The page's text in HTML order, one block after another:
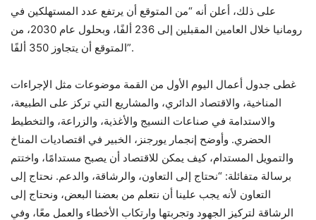
على ذلك، أعلن أنه “من المتوقع أن يرتفع عدد المستهلكين في
رومانيا خلال العامين المقبلين إلى 236 ألفًا، وبحلول عام 2030، من
المتوقع أن يتجاوز 350 ألفًا”.
غطى جدول أعمال اليوم الأول من القمة موضوعات مثل الإجراءات
المناخية، والاقتصاد الدائري، والمشاريع التي تركز على الطبيعة،
والاستدامة في صناعات النسيج والأغذية، والزراعة، والتخطيط
الحضري. وأوضح إنجمار يورجنز، الخبير في اقتصاديات المناخ
والتمويل المستدام، كيف يمكن للاقتصاد أن يصبح مستدامًا، واختتم
برسالة متفائلة: “نحتاج إلى التعاون، والرشاقة، والدعم. نحتاج إلى
التعاون لأنه يجب علينا أن نتعلم من بعضنا البعض، ونحتاج إلى
الرشاقة لتركيز الجهود وتجربتها وارتكاب الأخطاء والعمل معًا، وفي